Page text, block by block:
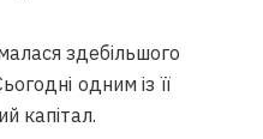
здебільшого
одним із її
капітал.